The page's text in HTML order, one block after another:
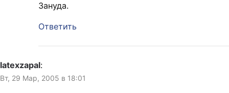
Зануда.
Ответить
latexzapal:
Вт, 29 Мар, 2005 в 18:01